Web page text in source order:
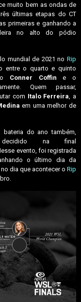
muito bem as ondas de
últimas etapas do CT
primeiras e ganhando a
no alto do pódio
mundial de 2021 noRip
entre o quarto e quinto
Conner Coffin e o
Quem passar,
com Italo Ferreira, a
em uma melhor de
do ano também,
na final
evento, foi registrada
o último dia da
dia que acontecer o Rip